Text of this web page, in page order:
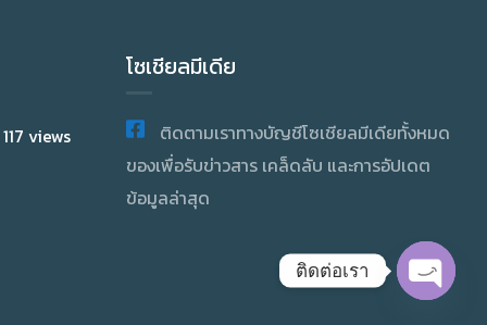
views
โซเชียลมีเดีย
ติดตามเราทางบัญชีโซเชียลมีเดียทั้งหมด
ของเพื่อรับข่าวสาร เคล็ดลับ และการอัปเดต
ข้อมูลล่าสุด
ติดต่อเรา